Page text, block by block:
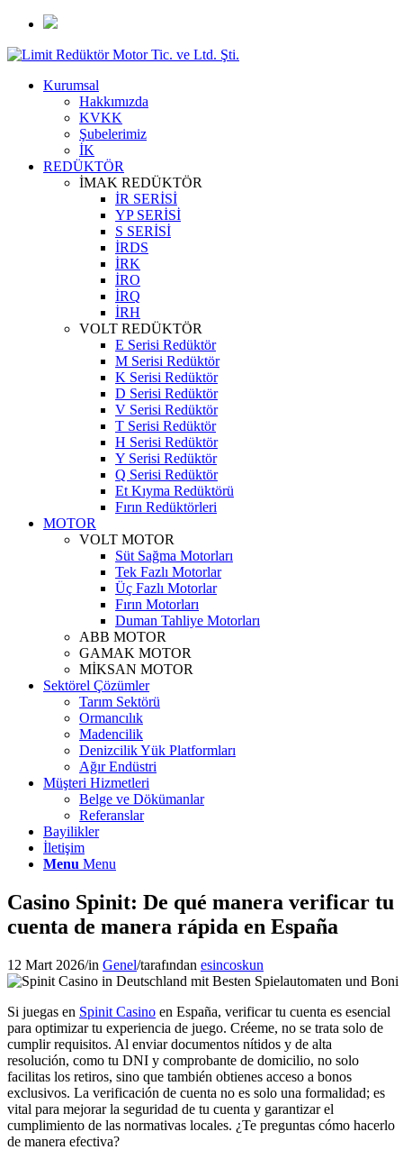
Kurumsal
Hakkımızda
KVKK
Şubelerimiz
İK
REDÜKTÖR
İMAK REDÜKTÖR
İR SERİSİ
YP SERİSİ
S SERİSİ
İRDS
İRK
İRO
İRQ
İRH
VOLT REDÜKTÖR
E Serisi Redüktör
M Serisi Redüktör
K Serisi Redüktör
D Serisi Redüktör
V Serisi Redüktör
T Serisi Redüktör
H Serisi Redüktör
Y Serisi Redüktör
Q Serisi Redüktör
Et Kıyma Redüktörü
Fırın Redüktörleri
MOTOR
VOLT MOTOR
Süt Sağma Motorları
Tek Fazlı Motorlar
Üç Fazlı Motorlar
Fırın Motorları
Duman Tahliye Motorları
ABB MOTOR
GAMAK MOTOR
MİKSAN MOTOR
Sektörel Çözümler
Tarım Sektörü
Ormancılık
Madencilik
Denizcilik Yük Platformları
Ağır Endüstri
Müşteri Hizmetleri
Belge ve Dökümanlar
Referanslar
Bayilikler
İletişim
Menu Menu
Casino Spinit: De qué manera verificar tu
cuenta de manera rápida en España
12 Mart 2026/in Genel/tarafından esincoskun
Si juegas en Spinit Casino en España, verificar tu cuenta es esencial
para optimizar tu experiencia de juego. Créeme, no se trata solo de
cumplir requisitos. Al enviar documentos nítidos y de alta
resolución, como tu DNI y comprobante de domicilio, no solo
facilitas los retiros, sino que también obtienes acceso a bonos
exclusivos. La verificación de cuenta no es solo una formalidad; es
vital para mejorar la seguridad de tu cuenta y garantizar el
cumplimiento de las normativas locales. ¿Te preguntas cómo hacerlo
de manera efectiva?